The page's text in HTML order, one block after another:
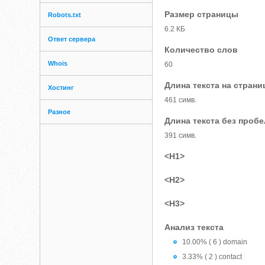
Robots.txt
Ответ сервера
Whois
Хостинг
Разное
Размер страницы
6.2 КБ
Количество слов
60
Длина текста на
461 симв.
Длина текста без
391 симв.
<H1>
<H2>
<H3>
Анализ текста
10.00% ( 6 ) domain
3.33% ( 2 ) contact